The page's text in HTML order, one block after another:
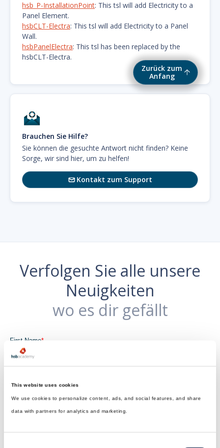
This website uses cookies
We use cookies to personalize content, ads, and social features, and share
data with partners for analytics and marketing.
Zurück zum
Anfang
hsb_P-InstallationPoint: This tsl will add Electricity to a
Panel Element.
hsbCLT-Electra: This tsl will add Electricity to a Panel
Wall.
hsbPanelElectra: This tsl has been replaced by the
hsbCLT-Electra.
Brauchen Sie Hilfe?
Sie können die gesuchte Antwort nicht finden? Keine
Sorge, wir sind hier, um zu helfen!
Kontakt zum Support
Verfolgen Sie alle unsere
Neuigkeiten
wo es dir gefällt